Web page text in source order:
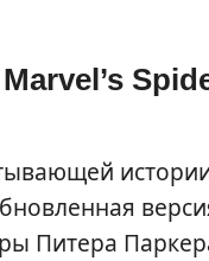
Питера